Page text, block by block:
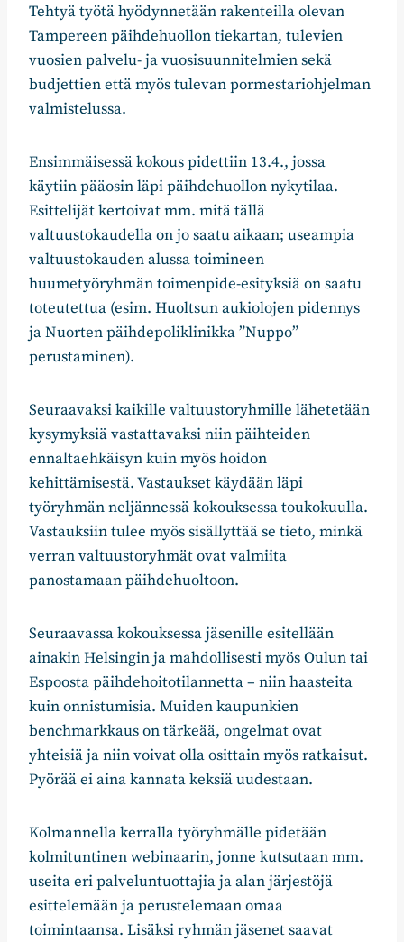
Tehtyä työtä hyödynnetään rakenteilla olevan
Tampereen päihdehuollon tiekartan, tulevien
vuosien palvelu- ja vuosisuunnitelmien sekä
budjettien että myös tulevan pormestariohjelman
valmistelussa.
Ensimmäisessä kokous pidettiin 13.4., jossa
käytiin pääosin läpi päihdehuollon nykytilaa.
Esittelijät kertoivat mm. mitä tällä
valtuustokaudella on jo saatu aikaan; useampia
valtuustokauden alussa toimineen
huumetyöryhmän toimenpide-esityksiä on saatu
toteutettua (esim. Huoltsun aukiolojen pidennys
ja Nuorten päihdepoliklinikka ”Nuppo”
perustaminen).
Seuraavaksi kaikille valtuustoryhmille lähetetään
kysymyksiä vastattavaksi niin päihteiden
ennaltaehkäisyn kuin myös hoidon
kehittämisestä. Vastaukset käydään läpi
työryhmän neljännessä kokouksessa toukokuulla.
Vastauksiin tulee myös sisällyttää se tieto, minkä
verran valtuustoryhmät ovat valmiita
panostamaan päihdehuoltoon.
Seuraavassa kokouksessa jäsenille esitellään
ainakin Helsingin ja mahdollisesti myös Oulun tai
Espoosta päihdehoitotilannetta – niin haasteita
kuin onnistumisia. Muiden kaupunkien
benchmarkkaus on tärkeää, ongelmat ovat
yhteisiä ja niin voivat olla osittain myös ratkaisut.
Pyörää ei aina kannata keksiä uudestaan.
Kolmannella kerralla työryhmälle pidetään
kolmituntinen webinaarin, jonne kutsutaan mm.
useita eri palveluntuottajia ja alan järjestöjä
esittelemään ja perustelemaan omaa
toimintaansa. Lisäksi ryhmän jäsenet saavat